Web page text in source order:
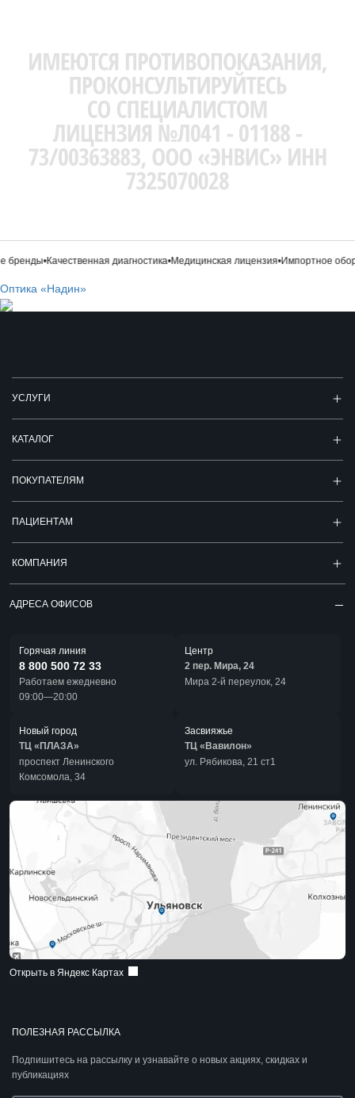
•Качественная диагностика•Медицинская лицензия•Импортное
Оптика «Надин»
ПОЛЕЗНАЯ РАССЫЛКА
Подпишитесь на рассылку и узнавайте о новых акциях, скидках и
публикациях
УСЛУГИ
КАТАЛОГ
ПОКУПАТЕЛЯМ
ПАЦИЕНТАМ
КОМПАНИЯ
АДРЕСА ОФИСОВ
Горячая линия
8 800 500 72 33
Работаем ежедневно
09:00—20:00
Центр
2 пер. Мира, 24
Мира 2-й переулок, 24
Новый город
ТЦ «ПЛАЗА»
проспект Ленинского
Комсомола, 34
Засвияжье
ТЦ «Вавилон»
ул. Рябикова, 21 ст1
Открыть в Яндекс Картах